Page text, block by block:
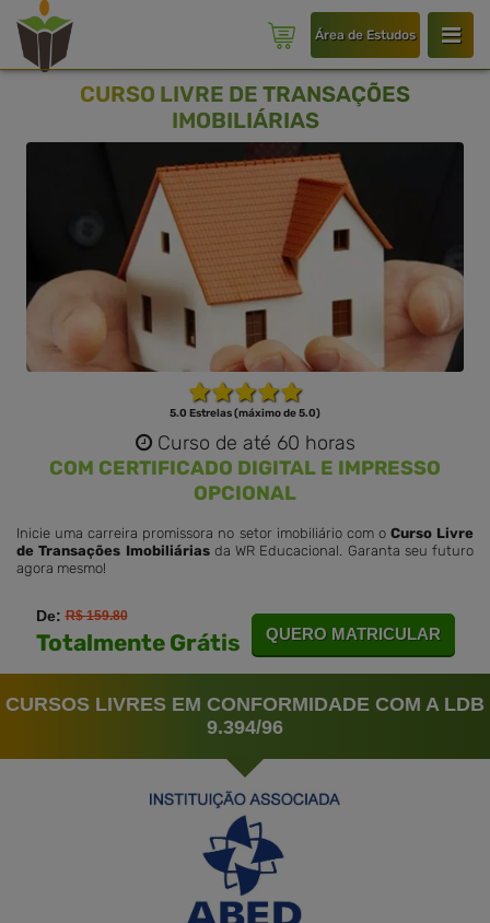
Área de Estudos
CURSO LIVRE DE TRANSAÇÕES
IMOBILIÁRIAS
5.0 Estrelas (máximo de 5.0)
Curso de até 60 horas
COM CERTIFICADO DIGITAL E IMPRESSO
OPCIONAL
Inicie uma carreira promissora no setor imobiliário com o Curso Livre
de Transações Imobiliáriasda WR Educacional. Garanta seu futuro
agora mesmo!
De:R$ 159.80
Totalmente Grátis QUERO MATRICULAR
CURSOS LIVRES EM CONFORMIDADE COM A LDB
9.394/96